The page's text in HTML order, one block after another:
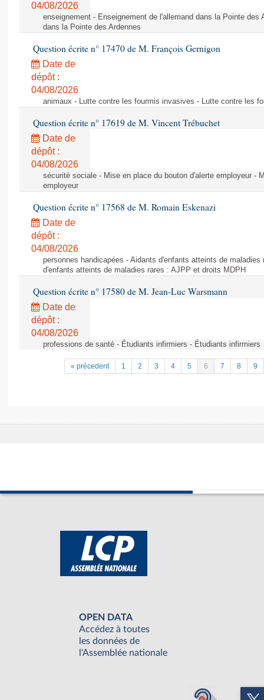
04/08/2026
enseignement - Enseignement de l'allemand dans la Pointe des
dans la Pointe des Ardennes
Question écrite n° 17470 de M. François Gernigon
Date de
dépôt :
04/08/2026
animaux - Lutte contre les fourmis invasives - Lutte contre les
Question écrite n° 17619 de M. Vincent Trébuchet
Date de
dépôt :
04/08/2026
sécurité sociale - Mise en place du bouton d'alerte employeur -
employeur
Question écrite n° 17568 de M. Romain Eskenazi
Date de
dépôt :
04/08/2026
personnes handicapées - Aidants d'enfants atteints de
d'enfants atteints de maladies rares : AJPP et droits MDPH
Question écrite n° 17580 de M. Jean-Luc Warsmann
Date de
dépôt :
04/08/2026
professions de santé - Étudiants infirmiers - Étudiants infirmiers
« précedent 1 2 3 4 5 6 7 8 9
OPEN DATA
Accédez à toutes
les données de
l'Assemblée nationale